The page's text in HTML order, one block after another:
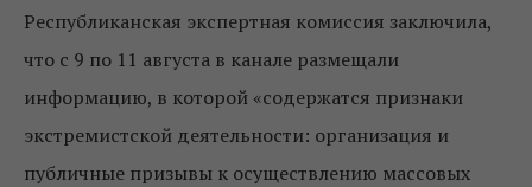
Республиканская экспертная комиссия заключила,
что с 9 по 11 августа в канале размещали
информацию, в которой «содержатся признаки
экстремистской деятельности: организация и
публичные призывы к осуществлению массовых